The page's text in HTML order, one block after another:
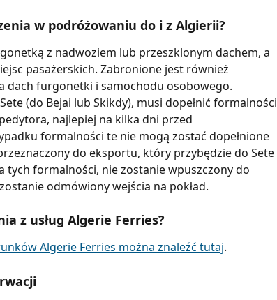
w podróżowaniu do i z Algierii?
z nadwoziem lub przeszklonym dachem, a
pasażerskich. Zabronione jest również
dach furgonetki i samochodu osobowego.
(do Bejai lub Skikdy), musi dopełnić formalności
najlepiej na kilka dni przed
formalności te nie mogą zostać dopełnione
do eksportu, który przybędzie do Sete
tych formalności, nie zostanie wpuszczony do
odmówiony wejścia na pokład.
z usług Algerie Ferries?
Algerie Ferries można znaleźć tutaj.